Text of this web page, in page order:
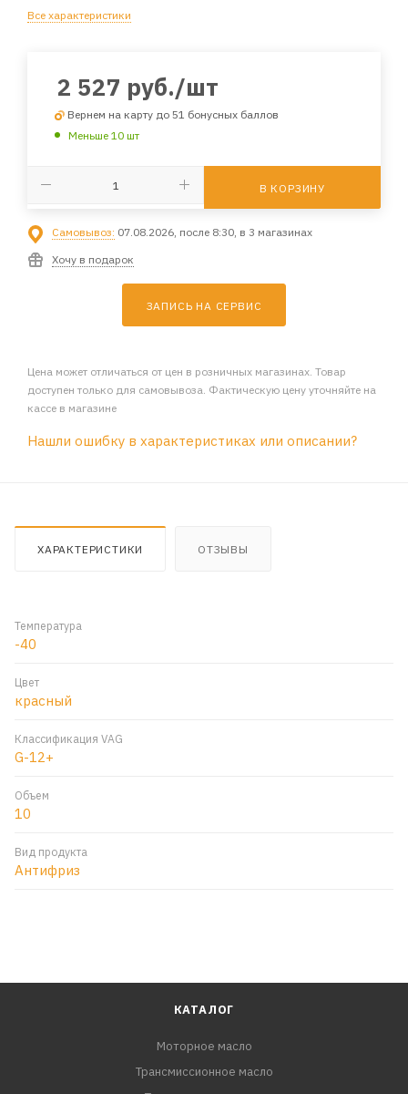
Все характеристики
2 527 руб./шт
Вернем на карту до 51 бонусных баллов
Меньше 10 шт
В КОРЗИНУ
Самовывоз: 07.08.2026, после 8:30, в 3 магазинах
Хочу в подарок
ЗАПИСЬ НА СЕРВИС
Цена может отличаться от цен в розничных магазинах. Товар
доступен только для самовывоза. Фактическую цену уточняйте на
кассе в магазине
Нашли ошибку в характеристиках или описании?
ХАРАКТЕРИСТИКИ ОТЗЫВЫ
Температура
-40
Цвет
красный
Классификация VAG
G-12+
Объем
10
Вид продукта
Антифриз
КАТАЛОГ
Моторное масло
Трансмиссионное масло